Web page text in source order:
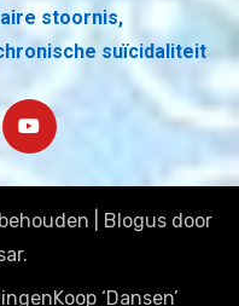
stoornis,
suïcidaliteit
Blogusdoor
.
Koop ‘Dansen’